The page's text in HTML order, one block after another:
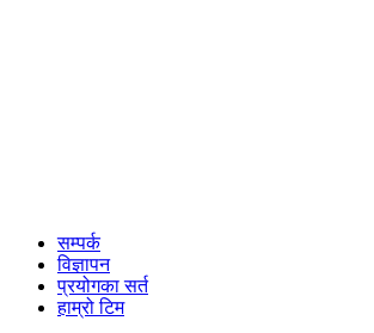
सम्पर्क
विज्ञापन
प्रयोगका सर्त
हाम्रो टिम